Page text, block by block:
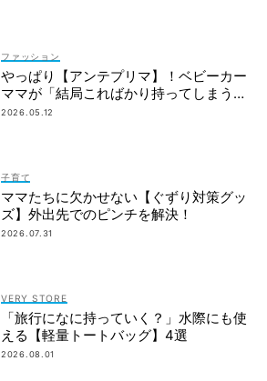
ファッション
やっぱり【アンテプリマ】！ベビーカー
ママが「結局こればかり持ってしまう」
納得の理由
2026.05.12
子育て
ママたちに欠かせない【ぐずり対策グッ
ズ】外出先でのピンチを解決！
2026.07.31
VERY STORE
「旅行になに持っていく？」水際にも使
える【軽量トートバッグ】4選
2026.08.01